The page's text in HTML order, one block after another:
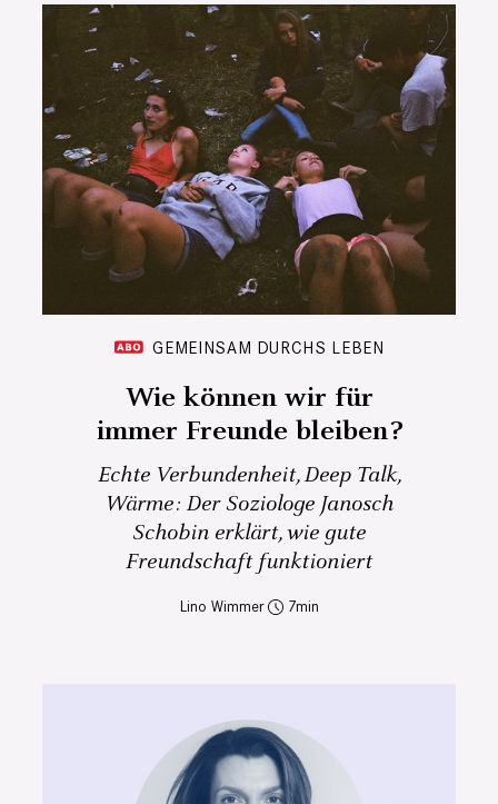
GEMEINSAM DURCHS LEBEN
Wie können wir für
immer Freunde bleiben?
Echte Verbundenheit, Deep Talk,
Wärme: Der Soziologe Janosch
Schobin erklärt, wie gute
Freundschaft funktioniert
Lino Wimmer 7